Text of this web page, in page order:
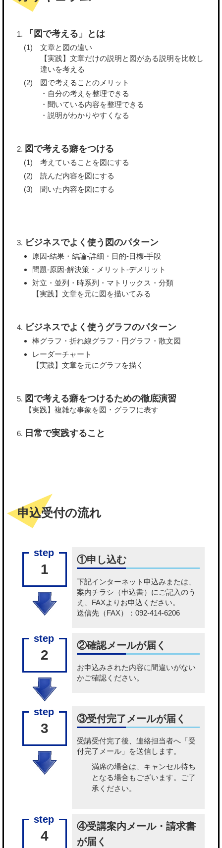
「図で考える」とは
文章と図の違い
【実践】文章だけの説明と図がある説明を比較し
違いを考える
図で考えることのメリット
・自分の考えを整理できる
・聞いている内容を整理できる
・説明がわかりやすくなる
図で考える癖をつける
考えていることを図にする
読んだ内容を図にする
聞いた内容を図にする
ビジネスでよく使う図のパターン
原因-結果・結論-詳細・目的-目標-手段
問題-原因-解決策・メリット-デメリット
対立・並列・時系列・マトリックス・分類
【実践】文章を元に図を描いてみる
ビジネスでよく使うグラフのパターン
棒グラフ・折れ線グラフ・円グラフ・散文図
レーダーチャート
【実践】文章を元にグラフを描く
図で考える癖をつけるための徹底演習
【実践】複雑な事象を図・グラフに表す
日常で実践すること
申込受付の流れ
1
①申し込む
下記インターネット申込み または、
案内チラシ（申込書） にご記入のう
え、FAXよりお申込ください。
送信先（FAX）：092-414-6206
2
②確認メールが届く
お申込みされた内容に間違いがない
かご確認ください。
3
③受付完了メールが届く
受講受付完了後、連絡担当者へ「受
付完了メール」を送信します。
満席の場合は、キャンセル待ち
となる場合もございます。ご了
承ください。
4
④受講案内メール・請求書
が届く